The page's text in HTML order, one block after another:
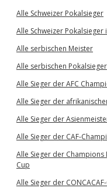
Alle Schweizer Pokalsieger
Alle Schweizer Pokalsieger
Alle serbischen Meister
Alle serbischen Pokalsieger
Alle Sieger der AFC
Alle Sieger der
Alle Sieger der
Alle Sieger der CAF-
Alle Sieger der Champions
Cup
Alle Sieger der